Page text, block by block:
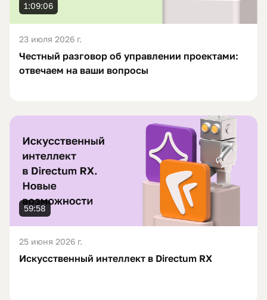
1:09:06
23 июля 2026 г.
Честный разговор об управлении проектами:
отвечаем на ваши вопросы
59:58
25 июня 2026 г.
Искусственный интеллект в Directum RX